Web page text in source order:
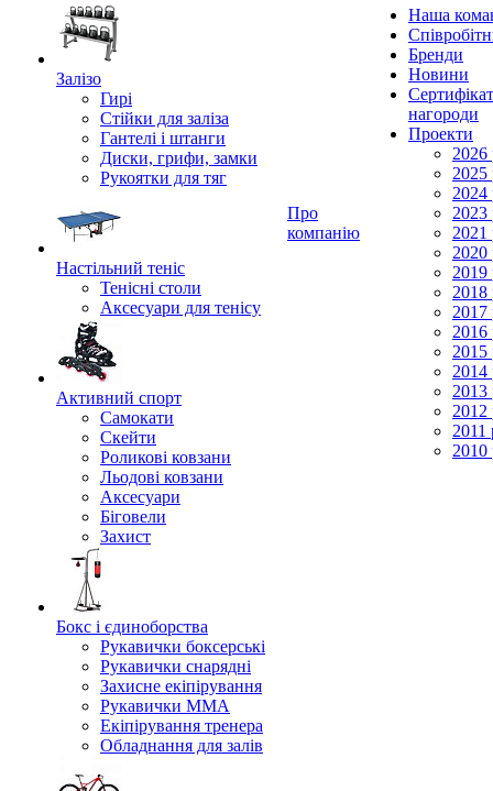
Залізо
Гирі
Стійки для заліза
Гантелі і штанги
Диски, грифи, замки
Рукоятки для тяг
Настільний теніс
Тенісні столи
Аксесуари для тенісу
Активний спорт
Самокати
Скейти
Роликові ковзани
Льодові ковзани
Аксесуари
Біговели
Захист
Бокс і єдиноборства
Рукавички боксерські
Рукавички снарядні
Захисне екіпірування
Рукавички ММА
Екіпірування тренера
Обладнання для залів
Про
компанію
Наша
Бренди
Новини
нагороди
Проекти
2026
2025
2024
2023
2021
2020
2019
2018
2017
2016
2015
2014
2013
2012
2011
2010